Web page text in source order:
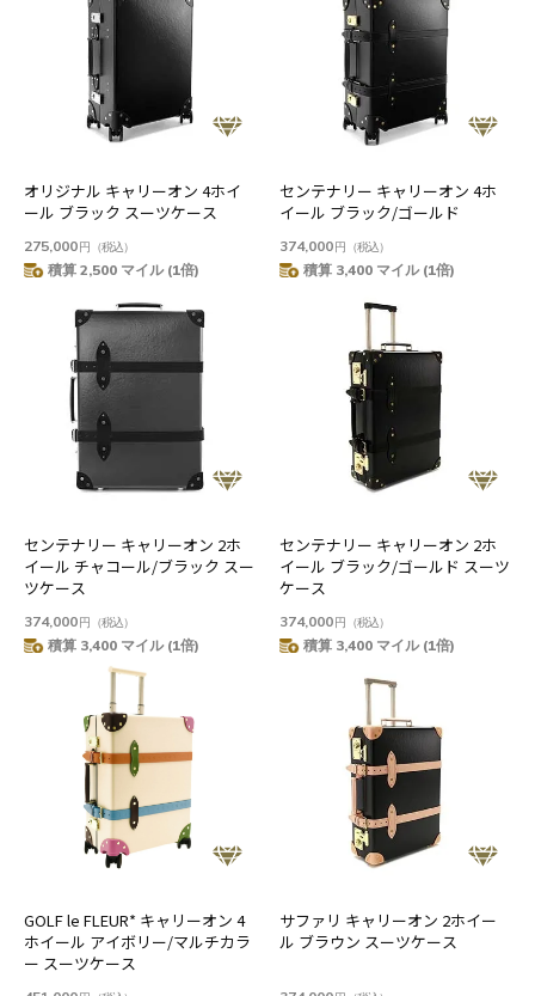
オリジナル キャリーオン 4ホイ
ール ブラック スーツケース
275,000円 （税込）
積算 2,500 マイル (1倍)
センテナリー キャリーオン 4ホ
イール ブラック/ゴールド
374,000円 （税込）
積算 3,400 マイル (1倍)
センテナリー キャリーオン 2ホ
イール チャコール/ブラック スー
ツケース
374,000円 （税込）
積算 3,400 マイル (1倍)
センテナリー キャリーオン 2ホ
イール ブラック/ゴールド スーツ
ケース
374,000円 （税込）
積算 3,400 マイル (1倍)
GOLF le FLEUR* キャリーオン 4
ホイール アイボリー/マルチカラ
ー スーツケース
サファリ キャリーオン 2ホイー
ル ブラウン スーツケース